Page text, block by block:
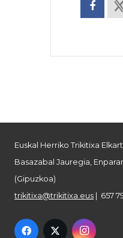
Euskal Herriko Trikitixa
Basazabal Jauregia,
(Gipuzkoa)
trikitixa@trikitixa.eus | 657